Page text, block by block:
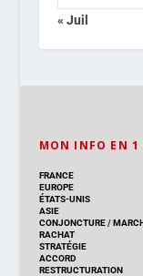
« Juil
MON INFO EN 1
FRANCE
EUROPE
ÉTATS-UNIS
ASIE
CONJONCTURE/
RACHAT
STRATÉGIE
ACCORD
RESTRUCTURATION